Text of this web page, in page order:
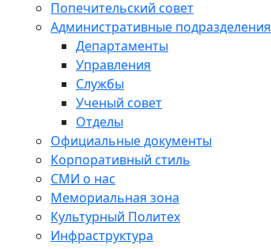
Попечительский совет
Административные подразделения
Департаменты
Управления
Службы
Ученый совет
Отделы
Официальные документы
Корпоративный стиль
СМИ о нас
Мемориальная зона
Культурный Политех
Инфраструктура